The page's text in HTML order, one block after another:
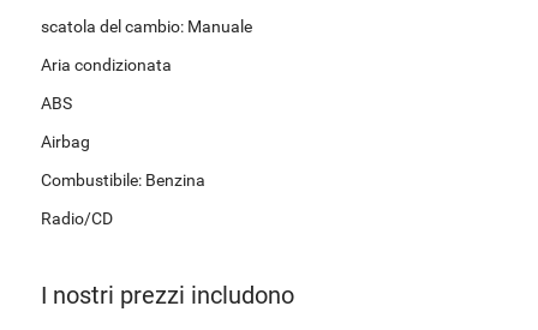
scatola del cambio: Manuale
Aria condizionata
ABS
Airbag
Combustibile: Benzina
Radio/CD
I nostri prezzi includono